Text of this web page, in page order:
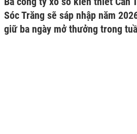
Sóc Trăng sẽ sáp nhập năm
giữ ba ngày mở thưởng trong